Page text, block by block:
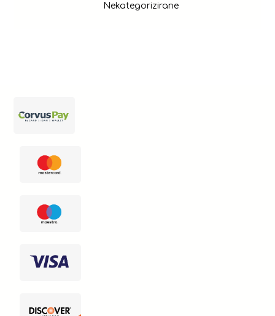
Nekategorizirane